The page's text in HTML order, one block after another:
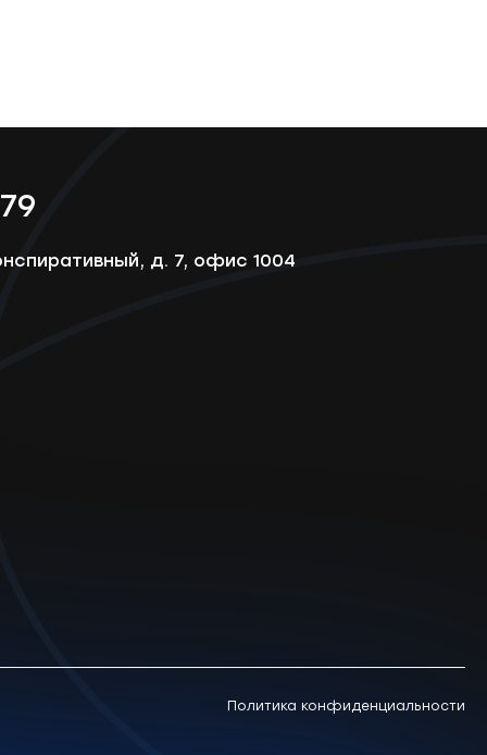
д. 7, офис 1004
Политика конфиденциальности